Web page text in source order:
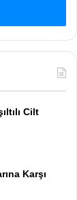
Cilt
Karşı